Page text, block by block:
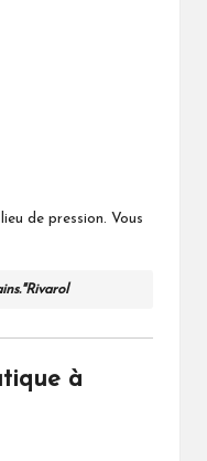
de pression. Vous
Rivarol
à